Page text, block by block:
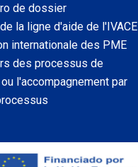
de dossier
la ligne d'aide de l'IVACE
internationale des PME
des processus de
l'accompagnement par